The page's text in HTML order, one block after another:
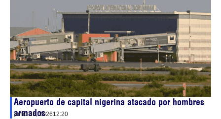
Aeropuerto de capital nigerina atacado por hombres
armados
junio 18, 202612:20